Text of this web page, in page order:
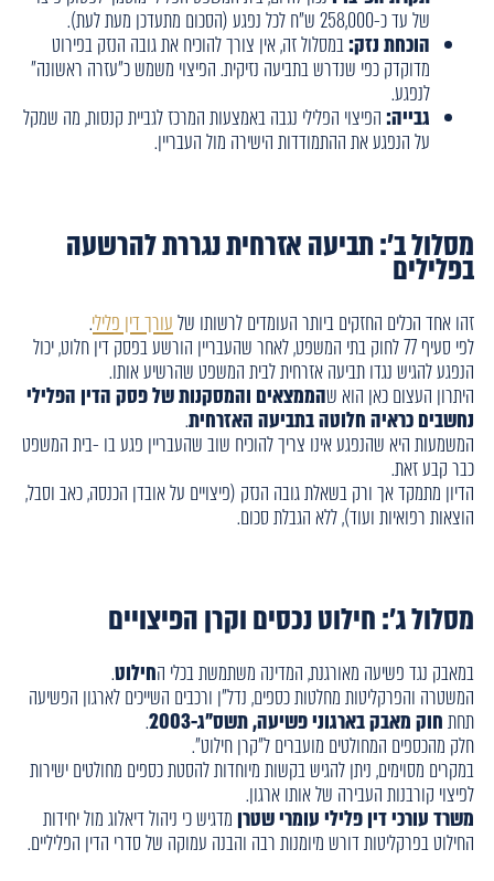
של עד כ-258,000 ש"ח לכל נפגע (הסכום מתעדכן מעת לעת).
הוכחת נזק:במסלול זה, אין צורך להוכיח את גובה הנזק בפירוט
מדוקדק כפי שנדרש בתביעה נזיקית. הפיצוי משמש כ"עזרה ראשונה"
לנפגע.
גבייה:הפיצוי הפלילי נגבה באמצעות המרכז לגביית קנסות, מה שמקל
על הנפגע את ההתמודדות הישירה מול העבריין.
מסלול ב': תביעה אזרחית נגררת להרשעה
בפלילים
זהו אחד הכלים החזקים ביותר העומדים לרשותו שלעורך דין פלילי.
לפי סעיף 77 לחוק בתי המשפט, לאחר שהעבריין הורשע בפסק דין חלוט, יכול
הנפגע להגיש נגדו תביעה אזרחית לבית המשפט שהרשיע אותו.
היתרון העצום כאן הוא שהממצאים והמסקנות של פסק הדין הפלילי
נחשבים כראיה חלוטה בתביעה האזרחית.
המשמעות היא שהנפגע אינו צריך להוכיח שוב שהעבריין פגע בו -בית המשפט
כבר קבע זאת.
הדיון מתמקד אך ורק בשאלת גובה הנזק (פיצויים על אובדן הכנסה, כאב וסבל,
הוצאות רפואיות ועוד), ללא הגבלת סכום.
מסלול ג': חילוט נכסים וקרן הפיצויים
במאבק נגד פשיעה מאורגנת, המדינה משתמשת בכלי החילוט.
המשטרה והפרקליטות מחלטות כספים, נדל"ן ורכבים השייכים לארגון הפשיעה
תחתחוק מאבק בארגוני פשיעה, תשס"ג-2003
.
חלק מהכספים המחולטים מועברים ל"קרן חילוט".
במקרים מסוימים, ניתן להגיש בקשות מיוחדות להסטת כספים מחולטים ישירות
לפיצוי קורבנות העבירה של אותו ארגון.
משרד עורכי דין פלילי עומרי שטרן מדגיש כי ניהול דיאלוג מול יחידות
החילוט בפרקליטות דורש מיומנות רבה והבנה עמוקה של סדרי הדין הפליליים.